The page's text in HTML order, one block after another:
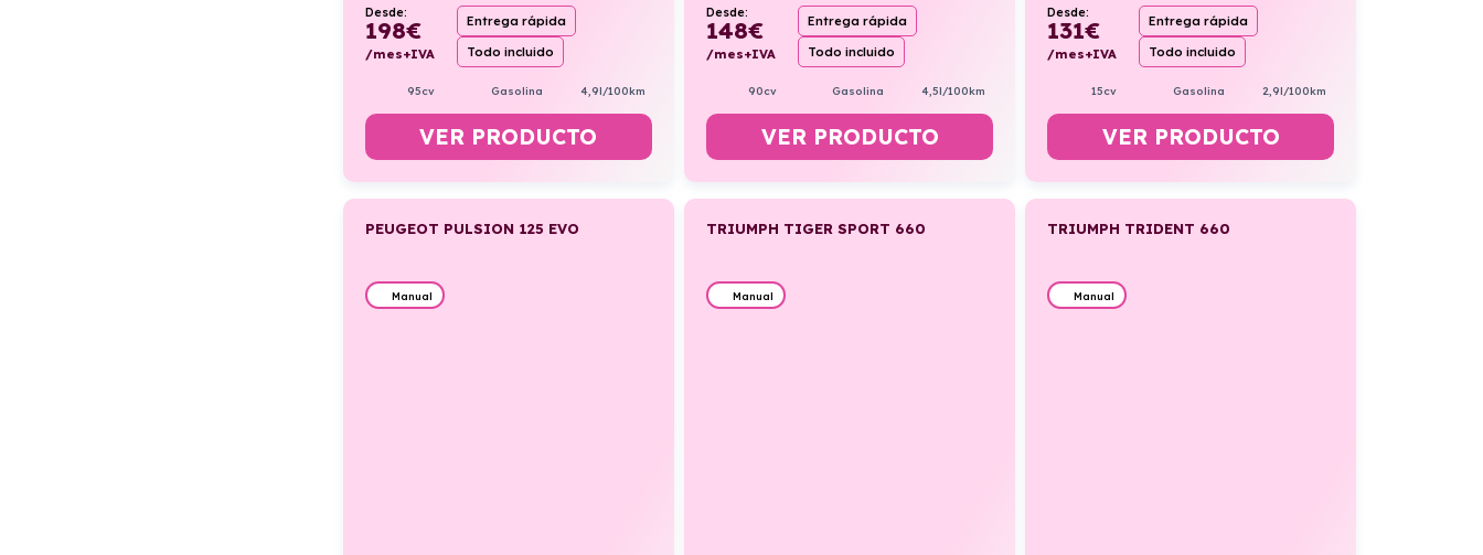
Desde:
198€
/mes+IVA
Entrega rápida
Todo incluido
95cv Gasolina 4,9l/100km
VER PRODUCTO
Desde:
148€
/mes+IVA
Entrega rápida
Todo incluido
90cv Gasolina 4,5l/100km
VER PRODUCTO
Desde:
131€
/mes+IVA
Entrega rápida
Todo incluido
15cv Gasolina 2,9l/100km
VER PRODUCTO
PEUGEOT PULSION 125 EVO
Manual
TRIUMPH TIGER SPORT 660
Manual
TRIUMPH TRIDENT 660
Manual